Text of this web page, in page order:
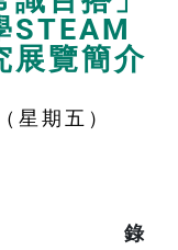
STEAM
展覽簡介
星期五）
錄